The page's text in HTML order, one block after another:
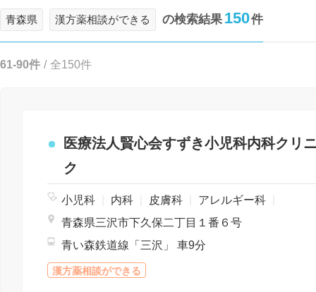
青森県 漢方薬相談ができる の検索結果 150件
61-90件 / 全150件
医療法人賢心会すずき小児科内科クリ
ク
小児科 内科 皮膚科 アレルギー科
青森県三沢市下久保二丁目１番６号
青い森鉄道線「三沢」 車9分
漢方薬相談ができる